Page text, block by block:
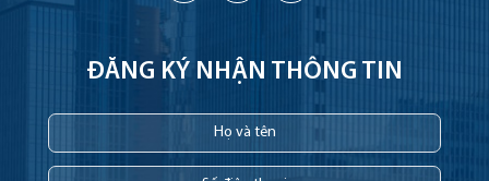
ĐĂNG KÝ NHẬN THÔNG TIN